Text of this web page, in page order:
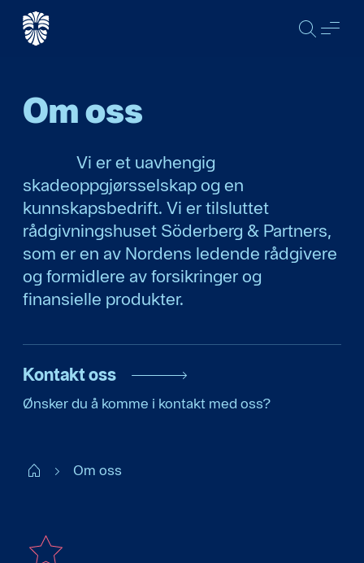
SØK
Om oss
Vi er et uavhengig
skadeoppgjørsselskap og en
kunnskapsbedrift. Vi er tilsluttet
rådgivningshuset Söderberg & Partners,
som er en av Nordens ledende rådgivere
og formidlere av forsikringer og
finansielle produkter.
Kontakt oss
Ønsker du å komme i kontakt med oss?
Claims NOOm oss